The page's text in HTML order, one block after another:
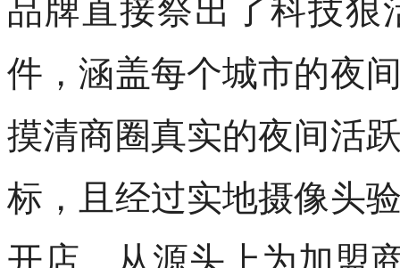
件，涵盖每个城市的夜
摸清商圈真实的夜间活
标，且经过实地摄像头
开店。从源头上为加盟